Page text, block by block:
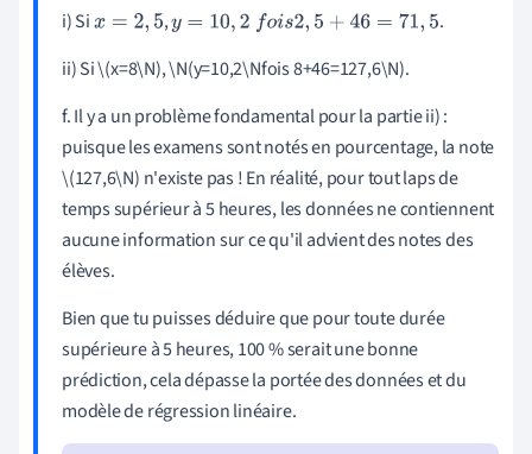
i) Six= 2,5 ,y=10 ,2fois 2,5+46= 71,5
.
ii) Si \(x=8\N), \N(y=10,2\Nfois 8+46=127,6\N).
f. Il y a un problème fondamental pour la partie ii) :
puisque les examens sont notés en pourcentage, la note
\(127,6\N) n'existe pas ! En réalité, pour tout laps de
temps supérieur à 5 heures, les données ne contiennent
aucune information sur ce qu'il advient des notes des
élèves.
Bien que tu puisses déduire que pour toute durée
supérieure à 5 heures, 100 % serait une bonne
prédiction, cela dépasse la portée des données et du
modèle de régression linéaire.